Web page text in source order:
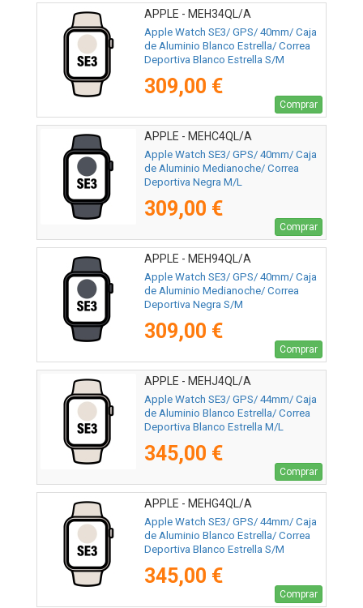
APPLE - MEH34QL/A
Apple Watch SE3/ GPS/ 40mm/ Caja
de Aluminio Blanco Estrella/ Correa
Deportiva Blanco Estrella S/M
309,00 €
Comprar
APPLE - MEHC4QL/A
Apple Watch SE3/ GPS/ 40mm/ Caja
de Aluminio Medianoche/ Correa
Deportiva Negra M/L
309,00 €
Comprar
APPLE - MEH94QL/A
Apple Watch SE3/ GPS/ 40mm/ Caja
de Aluminio Medianoche/ Correa
Deportiva Negra S/M
309,00 €
Comprar
APPLE - MEHJ4QL/A
Apple Watch SE3/ GPS/ 44mm/ Caja
de Aluminio Blanco Estrella/ Correa
Deportiva Blanco Estrella M/L
345,00 €
Comprar
APPLE - MEHG4QL/A
Apple Watch SE3/ GPS/ 44mm/ Caja
de Aluminio Blanco Estrella/ Correa
Deportiva Blanco Estrella S/M
345,00 €
Comprar